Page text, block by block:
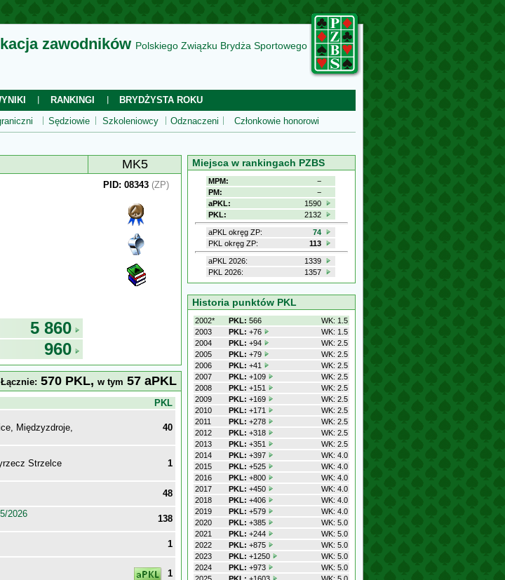
zawodników Polskiego Związku Brydża Sportowego
RANKINGI
BRYDŻYSTA ROKU
Sędziowie Szkoleniowcy Odznaczeni Członkowie honorowi
MK5
5 860
960
PID: 08343 (ZP)
Łącznie: 570 PKL, w tym 57 aPKL
PKL
Międzyzdroje,
40
Strzelce
1
48
2026
138
1
1
Miejsca w rankingach PZBS
MPM:
−
PM:
−
aPKL:
1590
PKL:
2132
aPKL okręg ZP:
74
PKL okręg ZP:
113
aPKL 2026:
1339
PKL 2026:
1357
Historia punktów PKL
2002* PKL: 566
WK: 1.5
2003
PKL: +76
WK: 1.5
2004
PKL: +94
WK: 2.5
2005
PKL: +79
WK: 2.5
2006
PKL: +41
WK: 2.5
2007
PKL: +109
WK: 2.5
2008
PKL: +151
WK: 2.5
2009
PKL: +169
WK: 2.5
2010
PKL: +171
WK: 2.5
2011
PKL: +278
WK: 2.5
2012
PKL: +318
WK: 2.5
2013
PKL: +351
WK: 2.5
2014
PKL: +397
WK: 4.0
2015
PKL: +525
WK: 4.0
2016
PKL: +800
WK: 4.0
2017
PKL: +450
WK: 4.0
2018
PKL: +406
WK: 4.0
2019
PKL: +579
WK: 4.0
2020
PKL: +385
WK: 5.0
2021
PKL: +244
WK: 5.0
2022
PKL: +875
WK: 5.0
2023
PKL: +1250
WK: 5.0
2024
PKL: +973
WK: 5.0